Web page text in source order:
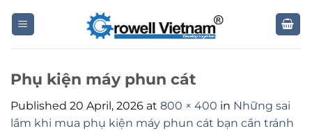
Phụ kiện máy phun cát
Published 20 April, 2026 at 800 × 400 in Những sai
lầm khi mua phụ kiện máy phun cát bạn cần tránh